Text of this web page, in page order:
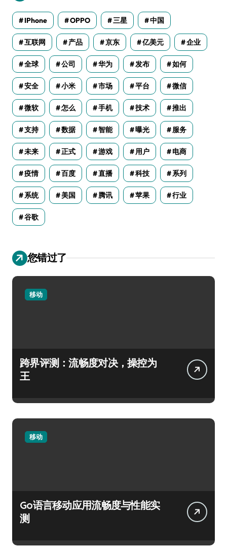
IPhone OPPO 三星 中国
互联网 产品 京东 亿美元 企业
全球 公司 华为 发布 如何
安全 小米 市场 平台 微信
微软 怎么 手机 技术 推出
支持 数据 智能 曝光 服务
未来 正式 游戏 用户 电商
疫情 百度 直播 科技 系列
系统 美国 腾讯 苹果 行业
谷歌
您错过了
移动
跨界评测：流畅度对决，操控为
王
移动
Go语言移动应用流畅度与性能实
测